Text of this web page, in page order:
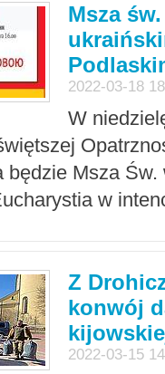
Msza
2022-03-18
W
będzie Msza Św.
w
Z
konwój
2022-03-15